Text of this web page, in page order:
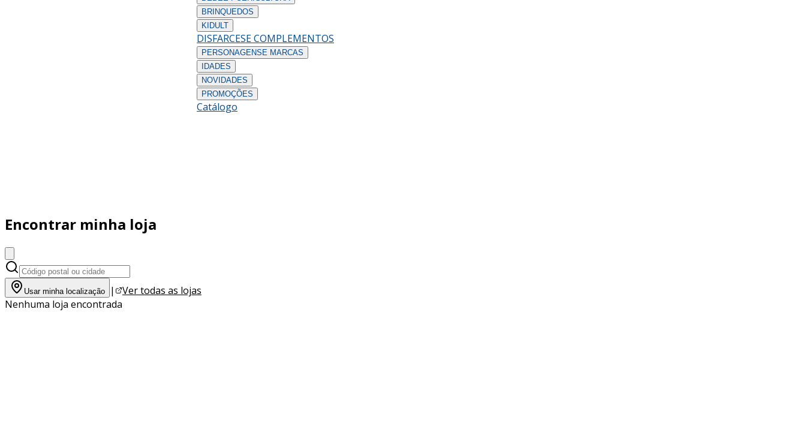
BRINQUEDOS
KIDULT
DISFARCESE COMPLEMENTOS
PERSONAGENS E MARCAS
IDADES
NOVIDADES
PROMOÇÕES
Catálogo
Encontrar minha loja
Usar minha localização |
Ver todas as lojas
Nenhuma loja encontrada